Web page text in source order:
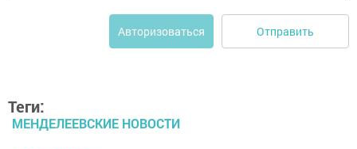
Авторизоваться Отправить
Теги:
МЕНДЕЛЕЕВСКИЕ НОВОСТИ